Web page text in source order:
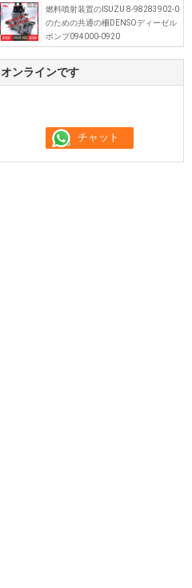
燃料噴射装置のISUZU 8-98283902-0
のための共通の柵DENSOディーゼル
ポンプ094000-0920
オンラインです